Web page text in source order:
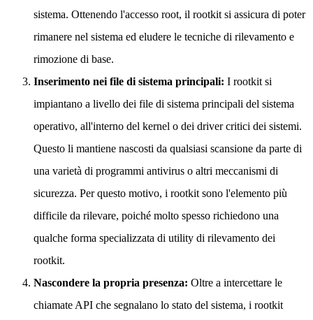
sistema. Ottenendo l'accesso root, il rootkit si assicura di poter
rimanere nel sistema ed eludere le tecniche di rilevamento e
rimozione di base.
Inserimento nei file di sistema principali: I rootkit si
impiantano a livello dei file di sistema principali del sistema
operativo, all'interno del kernel o dei driver critici dei sistemi.
Questo li mantiene nascosti da qualsiasi scansione da parte di
una varietà di programmi antivirus o altri meccanismi di
sicurezza. Per questo motivo, i rootkit sono l'elemento più
difficile da rilevare, poiché molto spesso richiedono una
qualche forma specializzata di utility di rilevamento dei
rootkit.
Nascondere la propria presenza: Oltre a intercettare le
chiamate API che segnalano lo stato del sistema, i rootkit